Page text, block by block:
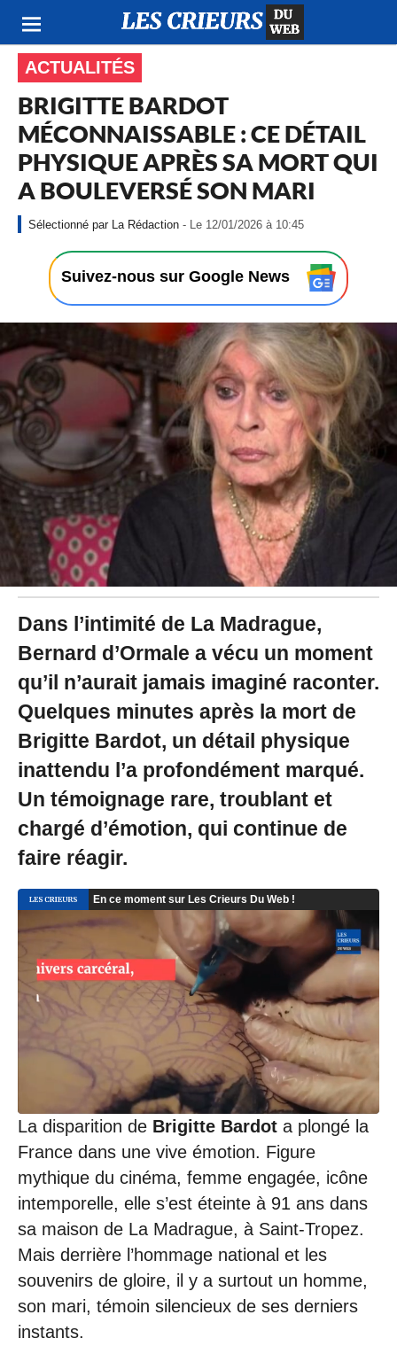
ACTUALITÉS
BRIGITTE BARDOT
MÉCONNAISSABLE : CE DÉTAIL
PHYSIQUE APRÈS SA MORT QUI
A BOULEVERSÉ SON MARI
La Rédaction - Le 12/01/2026 à 10:45
1
2
/
0
1
/
2
0
6
à
1
0
:
4
5
Suivez-nous sur Google News
Dans l’intimité de La Madrague,
Bernard d’Ormale a vécu un moment
qu’il n’aurait jamais imaginé raconter.
Quelques minutes après la mort de
Brigitte Bardot, un détail physique
inattendu l’a profondément marqué.
Un témoignage rare, troublant et
chargé d’émotion, qui continue de
faire réagir.
La disparition de Brigitte Bardot a plongé la
France dans une vive émotion. Figure
mythique du cinéma, femme engagée, icône
intemporelle, elle s’est éteinte à 91 ans dans
sa maison de La Madrague, à Saint-Tropez.
Mais derrière l’hommage national et les
souvenirs de gloire, il y a surtout un homme,
son mari, témoin silencieux de ses derniers
instants.